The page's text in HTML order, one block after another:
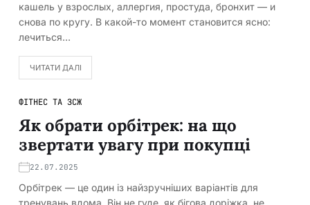
кашель у взрослых, аллергия, простуда, бронхит — и
снова по кругу. В какой-то момент становится ясно:
лечиться…
ЧИТАТИ ДАЛІ
ФІТНЕС ТА ЗСЖ
Як обрати орбітрек: на що
звертати увагу при покупці
22.07.2025
Орбітрек — це один із найзручніших варіантів для
тренувань вдома. Він не гуде, як бігова доріжка, не